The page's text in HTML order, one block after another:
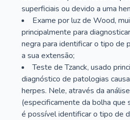
superficiais ou devido a uma
Exame por luz de Wood,
principalmente para
negra para identificar o tipo de
a sua extensão;
Teste de Tzanck, usado
diagnóstico de patologias
herpes. Nele, através da
(especificamente da bolha que
é possível identificar o tipo de